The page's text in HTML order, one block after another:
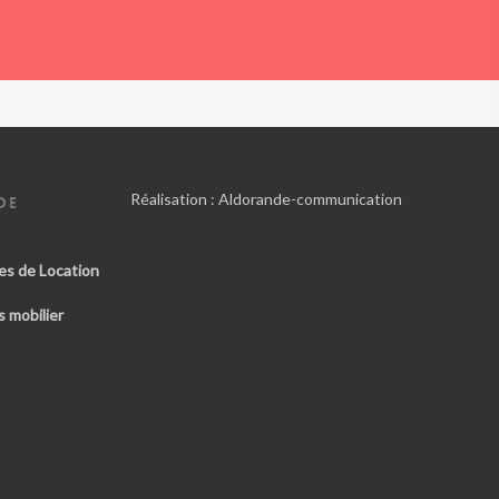
de Location
mobilier
Réalisation :Aldorande-communication